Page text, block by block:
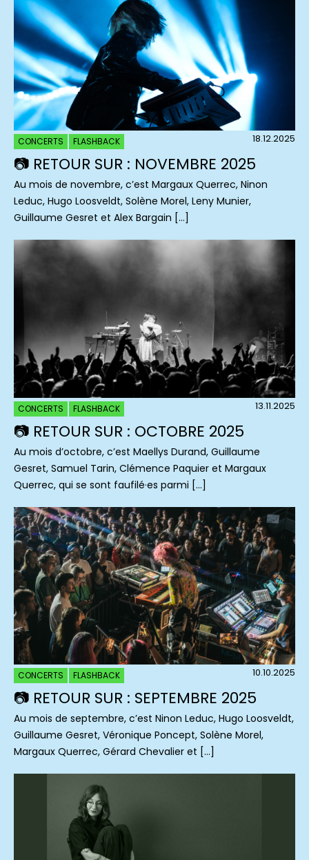
CONCERTS FLASHBACK 18.12.2025
📷 RETOUR SUR : NOVEMBRE 2025
Au mois de novembre, c’est Margaux Querrec, Ninon
Leduc, Hugo Loosveldt, Solène Morel, Leny Munier,
Guillaume Gesret et Alex Bargain […]
CONCERTS FLASHBACK 13.11.2025
📷 RETOUR SUR : OCTOBRE 2025
Au mois d’octobre, c’est Maellys Durand, Guillaume
Gesret, Samuel Tarin, Clémence Paquier et Margaux
Querrec, qui se sont faufilé·es parmi […]
CONCERTS FLASHBACK 10.10.2025
📷 RETOUR SUR : SEPTEMBRE 2025
Au mois de septembre, c’est Ninon Leduc, Hugo Loosveldt,
Guillaume Gesret, Véronique Poncept, Solène Morel,
Margaux Querrec, Gérard Chevalier et […]